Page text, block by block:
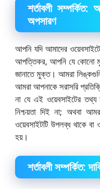
শর্তাবলী সম্পর্কিত:
অপসারণ
আপনি যদি আমাদের
আপত্তিকর, আপনি যে কোনো
জানাতে মুক্ত। আমরা
আমরা আপনাকে সরাসরি
না যে এই ওয়েবসাইটের তথ্য
নিশ্চয়তা দিই না; অথবা
ওয়েবসাইটটি উপলব্ধ থাকে বা
হয়।
শর্তাবলী সম্পর্কিত: